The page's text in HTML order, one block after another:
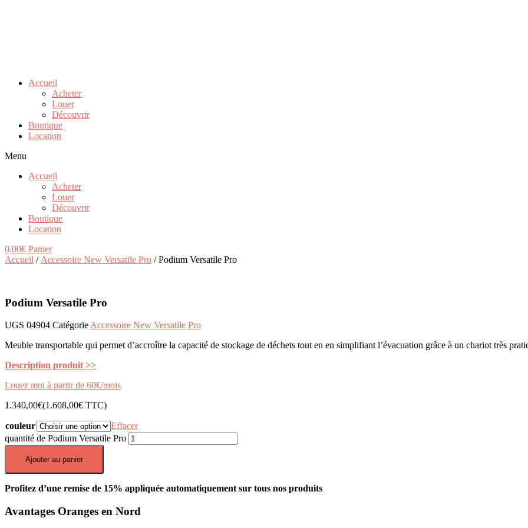
Accueil
Acheter
Louer
Découvrir
Boutique
Location
Menu
Accueil
Acheter
Louer
Découvrir
Boutique
Location
0,00€ Panier
Accueil / Accessoire New Versatile Pro / Podium Versatile Pro
Podium Versatile Pro
UGS 04904 CatégorieAccessoire New Versatile Pro
Meuble transportable qui permet d’accroître la capacité de stockage de déchets tout en en simplifiant l’évacuation grâce à un chariot très
Description produit >>
Louez moi à partir de 60€/mois
1.340,00€(1.608,00€ TTC)
couleur
Effacer
quantité de Podium Versatile Pro
Ajouter au panier
Profitez d’une remise de 15% appliquée automatiquement sur tous nos produits
Avantages Oranges en Nord